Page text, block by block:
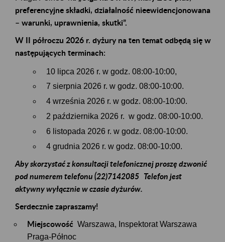
preferencyjne składki, działalność nieewidencjonowana
– warunki, uprawnienia, skutki”.
W II półroczu 2026 r. dyżury na ten temat odbędą się w
następujących terminach:
10 lipca 2026 r. w godz. 08:00-10:00,
7 sierpnia 2026 r. w godz. 08:00-10:00.
4 września 2026 r. w godz. 08:00-10:00.
2 października 2026 r. w godz. 08:00-10:00.
6 listopada 2026 r. w godz. 08:00-10:00.
4 grudnia 2026 r. w godz. 08:00-10:00.
Aby skorzystać z konsultacji telefonicznej proszę dzwonić
pod numerem telefonu (22)7142085 Telefon jest
aktywny wyłącznie w czasie dyżurów.
Serdecznie zapraszamy!
Miejscowość Warszawa, Inspektorat Warszawa
Praga-Północ